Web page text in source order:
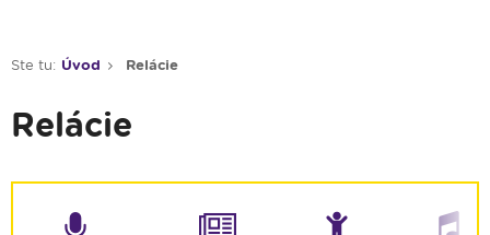
Ste tu: Úvod Relácie
Relácie